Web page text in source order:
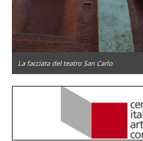
La facciata del teatro San Carlo